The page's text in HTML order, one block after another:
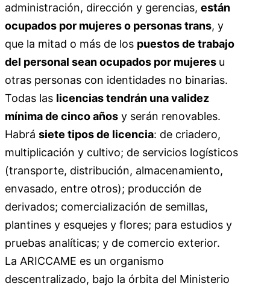
administración, dirección y gerencias, están
ocupados por mujeres o personas trans, y
que la mitad o más de los puestos de trabajo
del personal sean ocupados por mujeres u
otras personas con identidades no binarias.
Todas las licencias tendrán una validez
mínima de cinco años y serán renovables.
Habrá siete tipos de licencia: de criadero,
multiplicación y cultivo; de servicios logísticos
(transporte, distribución, almacenamiento,
envasado, entre otros); producción de
derivados; comercialización de semillas,
plantines y esquejes y flores; para estudios y
pruebas analíticas; y de comercio exterior.
La ARICCAME es un organismo
descentralizado, bajo la órbita del Ministerio